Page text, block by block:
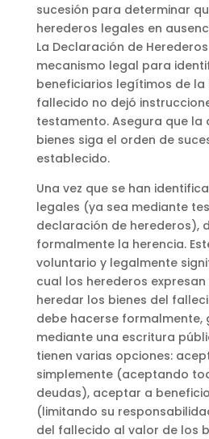
sucesión para determinar
herederos legales en
La Declaración de
mecanismo legal para
beneficiarios legítimos de
fallecido no dejó
testamento. Asegura que la
bienes siga el orden de
establecido.
Una vez que se han
legales (ya sea mediante
declaración de herederos),
formalmente la herencia.
voluntario y legalmente
cual los herederos
heredar los bienes del
debe hacerse formalmente,
mediante una escritura
tienen varias opciones:
simplemente (aceptando
deudas), aceptar a
(limitando su
del fallecido al valor de los